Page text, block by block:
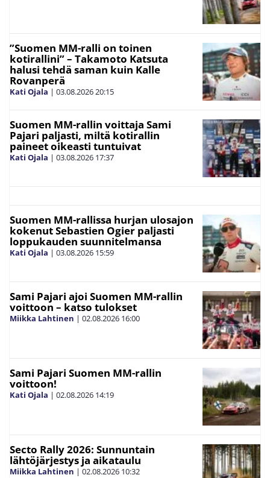
”Suomen MM-ralli on toinen
kotirallini” – Takamoto Katsuta
halusi tehdä saman kuin Kalle
Rovanperä
Kati Ojala | 03.08.202620:15
Suomen MM-rallin voittaja Sami
Pajari paljasti, miltä kotirallin
paineet oikeasti tuntuivat
Kati Ojala | 03.08.2026 17:37
Suomen MM-rallissa hurjan ulosajon
kokenut Sebastien Ogier paljasti
loppukauden suunnitelmansa
Kati Ojala | 03.08.2026 15:59
Sami Pajari ajoi Suomen MM-rallin
voittoon – katso tulokset
Miikka Lahtinen | 02.08.2026 16:00
Sami Pajari Suomen MM-rallin
voittoon!
Kati Ojala | 02.08.2026 14:19
Secto Rally 2026: Sunnuntain
lähtöjärjestys ja aikataulu
Miikka Lahtinen | 02.08.2026 10:32